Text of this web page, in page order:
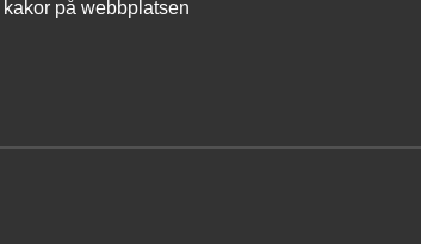
kakor på webbplatsen